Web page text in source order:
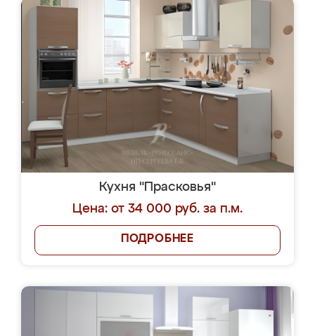
Кухня "Прасковья"
Цена: от 34 000 руб. за п.м.
ПОДРОБНЕЕ